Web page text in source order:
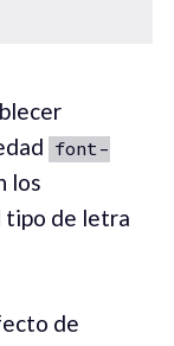
font-
los
tipo de letra
de